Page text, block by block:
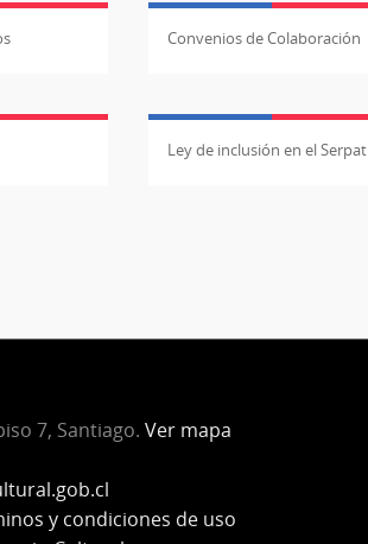
Convenios de Colaboración
Ley de inclusión en el Serpat
7, Santiago. Ver mapa
y condiciones de uso